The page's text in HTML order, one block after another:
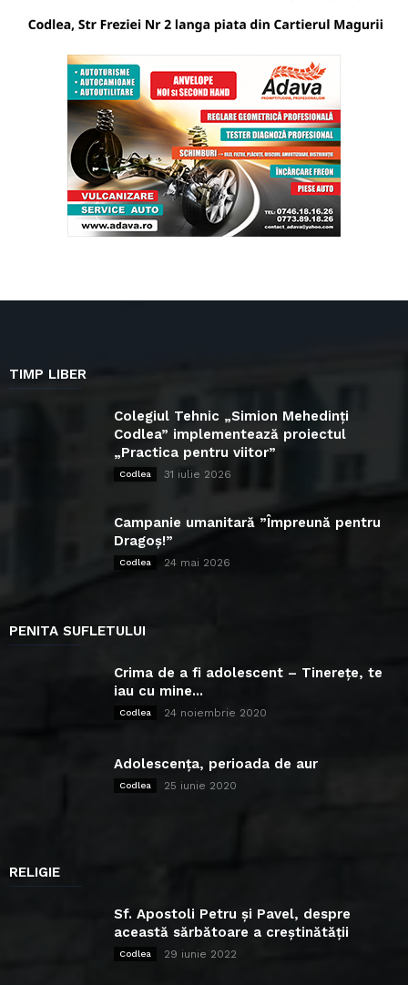
TIMP LIBER
Colegiul Tehnic „Simion Mehedinți
Codlea” implementează proiectul
„Practica pentru viitor”
Codlea 31 iulie 2026
Campanie umanitară ”Împreună pentru
Dragoș!”
Codlea 24 mai 2026
PENITA SUFLETULUI
Crima de a fi adolescent – Tinerețe, te
iau cu mine...
Codlea 24 noiembrie 2020
Adolescența, perioada de aur
Codlea 25 iunie 2020
RELIGIE
Sf. Apostoli Petru și Pavel, despre
această sărbătoare a creștinătății
Codlea 29 iunie 2022